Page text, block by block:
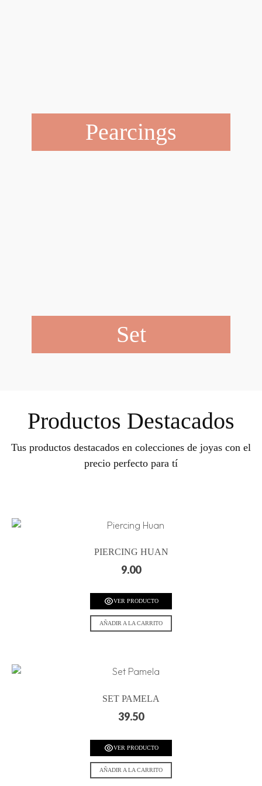
Pearcings
Set
Productos Destacados
Tus productos destacados en colecciones de joyas con el
precio perfecto para tí
PIERCING HUAN
9.00
VER PRODUCTO
AÑADIR A LA CARRITO
SET PAMELA
39.50
VER PRODUCTO
AÑADIR A LA CARRITO